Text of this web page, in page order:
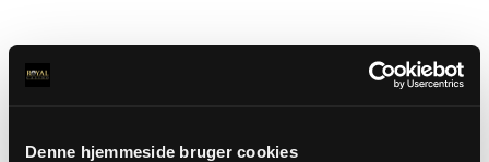
Denne hjemmeside bruger cookies